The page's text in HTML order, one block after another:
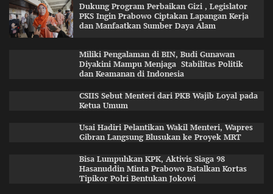
Dukung Program Perbaikan Gizi , Legislator
PKS Ingin Prabowo Ciptakan Lapangan Kerja
dan Manfaatkan Sumber Daya Alam
Miliki Pengalaman di BIN, Budi Gunawan
Diyakini Mampu Menjaga Stabilitas Politik
dan Keamanan di Indonesia
CSIIS Sebut Menteri dari PKB Wajib Loyal pada
Ketua Umum
Usai Hadiri Pelantikan Wakil Menteri, Wapres
Gibran Langsung Blusukan ke Proyek MRT
Bisa Lumpuhkan KPK, Aktivis Siaga 98
Hasanuddin Minta Prabowo Batalkan Kortas
Tipikor Polri Bentukan Jokowi